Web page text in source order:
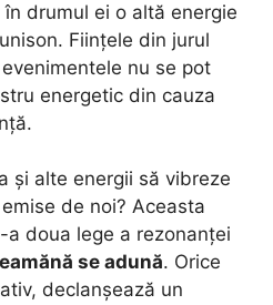
drumul ei o altă energie
Ființele din jurul
nu se pot
energetic din cauza
și alte energii să vibreze
de noi? Aceasta
doua lege a rezonanței
se adună. Orice
declanșează un